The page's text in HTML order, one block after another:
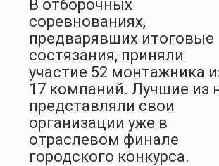
В отборочных
соревнованиях,
предварявших итоговые
состязания, приняли
участие 52 монтажника
17 компаний. Лучшие из
представляли свои
организации уже в
отраслевом финале
городского конкурса.